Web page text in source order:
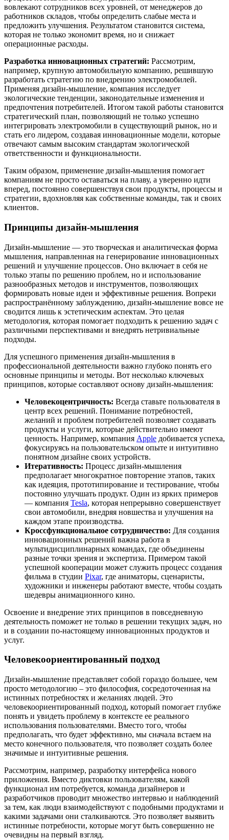
вовлекают сотрудников всех уровней, от менеджеров до
работников складов, чтобы определить слабые места и
предложить улучшения. Результатом становится система,
которая не только экономит время, но и снижает
операционные расходы.
Разработка инновационных стратегий: Рассмотрим,
например, крупную автомобильную компанию, решившую
разработать стратегию по внедрению электромобилей.
Применяя дизайн-мышление, компания исследует
экологические тенденции, законодательные изменения и
предпочтения потребителей. Итогом такой работы становится
стратегический план, позволяющий не только успешно
интегрировать электромобили в существующий рынок, но и
стать его лидером, создавая инновационные модели, которые
отвечают самым высоким стандартам экологической
ответственности и функциональности.
Таким образом, применение дизайн-мышления помогает
компаниям не просто оставаться на плаву, а уверенно идти
вперед, постоянно совершенствуя свои продукты, процессы и
стратегии, вдохновляя как собственные команды, так и своих
клиентов.
Принципы дизайн-мышления
Дизайн-мышление — это творческая и аналитическая форма
мышления, направленная на генерирование инновационных
решений и улучшение процессов. Оно включает в себя не
только этапы по решению проблем, но и использование
разнообразных методов и инструментов, позволяющих
формировать новые идеи и эффективные решения. Вопреки
распространённому заблуждению, дизайн-мышление вовсе не
сводится лишь к эстетическим аспектам. Это целая
методология, которая помогает подходить к решению задач с
различными перспективами и внедрять нетривиальные
подходы.
Для успешного применения дизайн-мышления в
профессиональной деятельности важно глубоко понять его
основные принципы и методы. Вот несколько ключевых
принципов, которые составляют основу дизайн-мышления:
Человекоцентричность: Всегда ставьте пользователя в
центр всех решений. Понимание потребностей,
желаний и проблем потребителей позволяет создавать
продукты и услуги, которые действительно имеют
ценность. Например, компания Apple добивается успеха,
фокусируясь на пользовательском опыте и интуитивно
понятном дизайне своих устройств.
Итеративность: Процесс дизайн-мышления
предполагает многократное повторение этапов, таких
как идеяция, прототипирование и тестирование, чтобы
постоянно улучшать продукт. Один из ярких примеров
— компания Tesla, которая непрерывно совершенствует
свои автомобили, внедряя новшества и улучшения на
каждом этапе производства.
Кроссфункциональное сотрудничество: Для создания
инновационных решений важна работа в
мультидисциплинарных командах, где объединены
разные точки зрения и экспертиза. Примером такой
успешной кооперации может служить процесс создания
фильма в студии Pixar, где аниматоры, сценаристы,
художники и инженеры работают вместе, чтобы создать
шедевры анимационного кино.
Освоение и внедрение этих принципов в повседневную
деятельность поможет не только в решении текущих задач, но
и в создании по-настоящему инновационных продуктов и
услуг.
Человекоориентированный подход
Дизайн-мышление представляет собой гораздо большее, чем
просто методологию – это философия, сосредоточенная на
истинных потребностях и желаниях людей. Это
человекоориентированный подход, который помогает глубже
понять и увидеть проблему в контексте ее реального
использования пользователями. Вместо того, чтобы
предполагать, что будет эффективно, мы сначала встаем на
место конечного пользователя, что позволяет создать более
значимые и интуитивные решения.
Рассмотрим, например, разработку интерфейса нового
приложения. Вместо диктовки пользователям, какой
функционал им потребуется, команда дизайнеров и
разработчиков проводит множество интервью и наблюдений
за тем, как люди взаимодействуют с подобными продуктами и
какими задачами они сталкиваются. Это позволяет выявить
истинные потребности, которые могут быть совершенно не
очевидны на первый взгляд.